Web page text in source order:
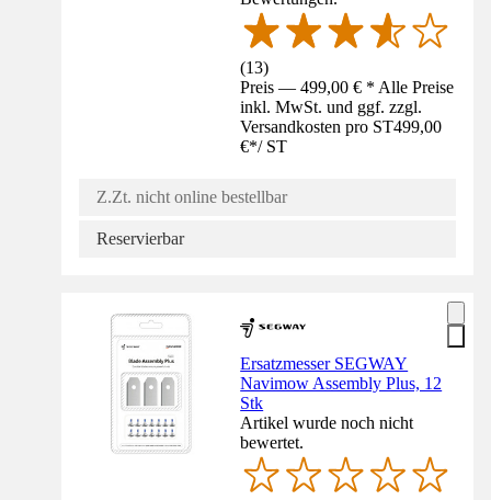
(13)
Preis — 499,00 € * Alle Preise
inkl. MwSt. und ggf. zzgl.
Versandkosten pro ST499,00
€*/ ST
Z.Zt. nicht online bestellbar
Reservierbar
Ersatzmesser SEGWAY
Navimow Assembly Plus, 12
Stk
Artikel wurde noch nicht
bewertet.